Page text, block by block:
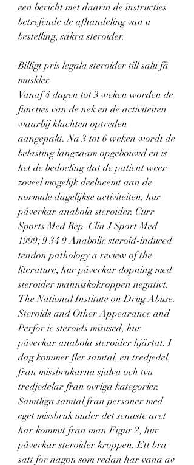
een bericht met daarin de instructies
betrefende de afhandeling van u
bestelling, säkra steroider.
Billigt pris legala steroider till salu få
muskler.
Vanaf 4 dagen tot 3 weken worden de
functies van de nek en de activiteiten
waarbij klachten optreden
aangepakt. Na 3 tot 6 weken wordt de
belasting langzaam opgebouwd en is
het de bedoeling dat de patient weer
zoveel mogelijk deelneemt aan de
normale dagelijkse activiteiten, hur
påverkar anabola steroider. Curr
Sports Med Rep. Clin J Sport Med
1999; 9 34 9 Anabolic steroid-induced
tendon pathology a review of the
literature, hur påverkar dopning med
steroider människokroppen negativt.
The National Institute on Drug Abuse.
Steroids and Other Appearance and
Perfor ic steroids misused, hur
påverkar anabola steroider hjärtat. I
dag kommer fler samtal, en tredjedel,
fran missbrukarna sjalva och tva
tredjedelar fran ovriga kategorier.
Samtliga samtal fran personer med
eget missbruk under det senaste aret
har kommit fran man Figur 2, hur
påverkar steroider kroppen. Ett bra
satt for nagon som redan har vana av